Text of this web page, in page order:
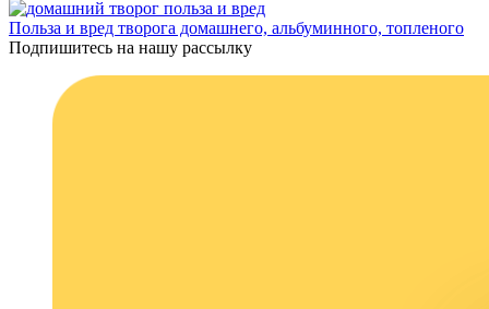
Польза и вред творога домашнего, альбуминного, топленого
Подпишитесь на нашу рассылку